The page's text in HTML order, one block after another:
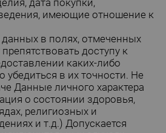
имеющие отношение к
в полях, отмеченных
доступу к
каких-либо
в их точности. Не
Данные личного характера
о состоянии здоровья,
религиозных и
и т.д.) Допускается